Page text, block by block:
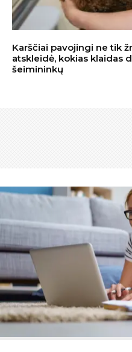
Karščiai pavojingi ne tik
atskleidė, kokias klaidas
šeimininkų